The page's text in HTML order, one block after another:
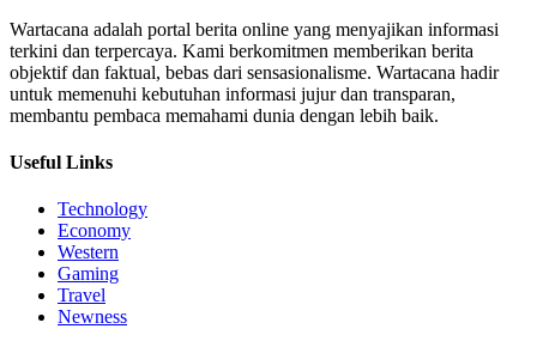
Wartacana adalah portal berita online yang menyajikan informasi
terkini dan terpercaya. Kami berkomitmen memberikan berita
objektif dan faktual, bebas dari sensasionalisme. Wartacana hadir
untuk memenuhi kebutuhan informasi jujur dan transparan,
membantu pembaca memahami dunia dengan lebih baik.
Useful Links
Technology
Economy
Western
Gaming
Travel
Newness